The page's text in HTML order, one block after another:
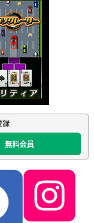
録
無料会員